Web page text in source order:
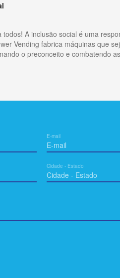
A inclusão social é uma
Vending fabrica máquinas que
o preconceito e combatendo as
E-mail
Cidade - Estado